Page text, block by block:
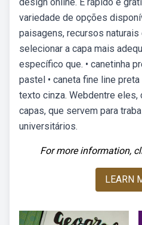
variedade de opções
paisagens, recursos
selecionar a capa mais
específico que. • canetinha
pastel • caneta fine line
texto cinza. Webdentre
capas, que servem para
universitários.
For more information,
LEARN